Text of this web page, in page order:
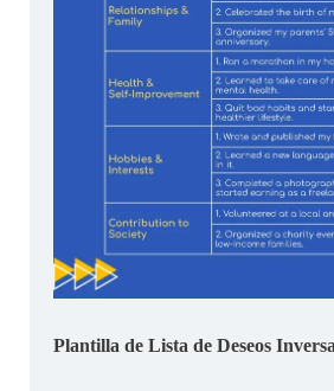
Plantilla de Lista de Deseos Inversa